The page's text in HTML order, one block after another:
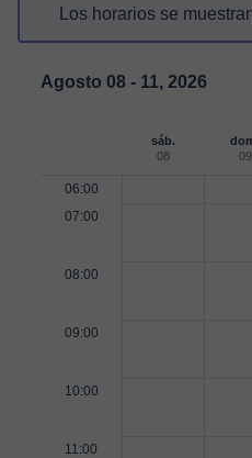
Los horarios se
Agosto 08 - 11, 2026
sáb.
08
09
06:00
07:00
08:00
09:00
10:00
11:00